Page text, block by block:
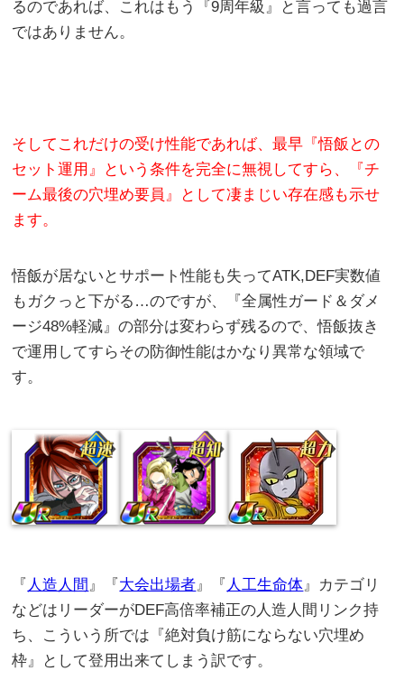
るのであれば、これはもう『9周年級』と言っても過言
ではありません。
そしてこれだけの受け性能であれば、最早『悟飯との
セット運用』という条件を完全に無視してすら、『チ
ーム最後の穴埋め要員』として凄まじい存在感も示せ
ます。
悟飯が居ないとサポート性能も失ってATK,DEF実数値
もガクっと下がる…のですが、『全属性ガード＆ダメ
ージ48%軽減』の部分は変わらず残るので、悟飯抜き
で運用してすらその防御性能はかなり異常な領域で
す。
『 人造人間 』『大会出場者 』『 人工生命体 』カテゴリ
などはリーダーがDEF高倍率補正の人造人間リンク持
ち、こういう所では『絶対負け筋にならない穴埋め
枠』として登用出来てしまう訳です。